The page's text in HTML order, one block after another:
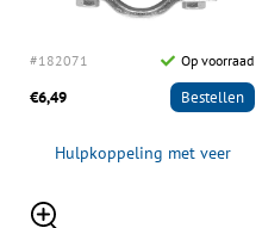
#182071 Op voorraad
€6,49 Bestellen
Hulpkoppeling met veer